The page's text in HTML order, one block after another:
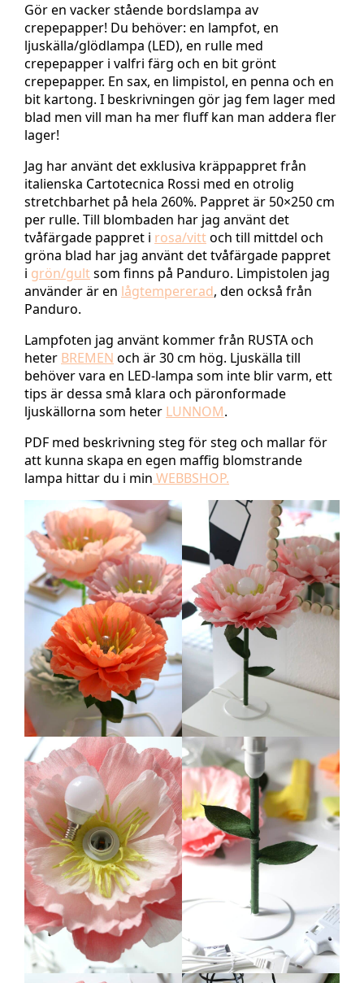
Gör en vacker stående bordslampa av
crepepapper! Du behöver: en lampfot, en
ljuskälla/glödlampa (LED), en rulle med
crepepapper i valfri färg och en bit grönt
crepepapper. En sax, en limpistol, en penna och en
bit kartong. I beskrivningen gör jag fem lager med
blad men vill man ha mer fluff kan man addera fler
lager!
Jag har använt det exklusiva kräppappret från
italienska Cartotecnica Rossi med en otrolig
stretchbarhet på hela 260%. Pappret är 50×250 cm
per rulle. Till blombaden har jag använt det
tvåfärgade pappret i rosa/vittoch till mittdel och
gröna blad har jag använt det tvåfärgade pappret
i grön/gultsom finns på Panduro. Limpistolen jag
använder är en lågtempererad, den också från
Panduro.
Lampfoten jag använt kommer från RUSTA och
heter BREMEN och är 30 cm hög. Ljuskälla till
behöver vara en LED-lampa som inte blir varm, ett
tips är dessa små klara och päronformade
ljuskällorna som heter LUNNOM.
PDF med beskrivning steg för steg och mallar för
att kunna skapa en egen maffig blomstrande
lampa hittar du i min WEBBSHOP.